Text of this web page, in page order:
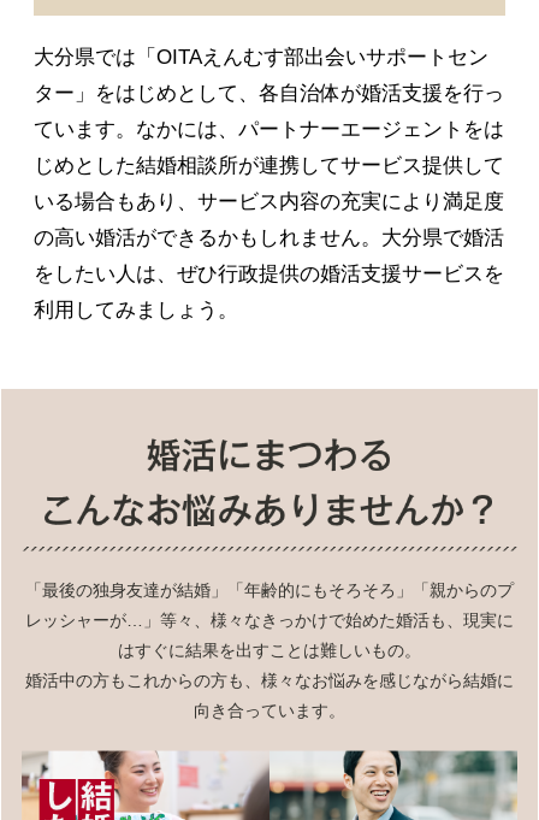
大分県では「OITAえんむす部出会いサポートセン
ター」をはじめとして、各自治体が婚活支援を行っ
ています。なかには、パートナーエージェントをは
じめとした結婚相談所が連携してサービス提供して
いる場合もあり、サービス内容の充実により満足度
の高い婚活ができるかもしれません。大分県で婚活
をしたい人は、ぜひ行政提供の婚活支援サービスを
利用してみましょう。
「最後の独身友達が結婚」「年齢的にもそろそろ」「親からのプ
レッシャーが…」等々、様々なきっかけで始めた婚活も、現実に
はすぐに結果を出すことは難しいもの。
婚活中の方もこれからの方も、様々なお悩みを感じながら結婚に
向き合っています。